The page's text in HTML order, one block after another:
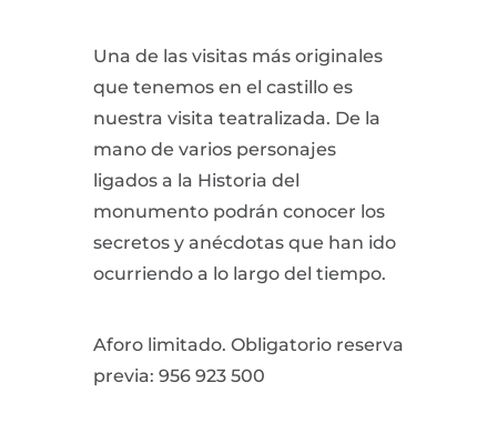
Una de las visitas más originales
que tenemos en el castillo es
nuestra visita teatralizada. De la
mano de varios personajes
ligados a la Historia del
monumento podrán conocer los
secretos y anécdotas que han ido
ocurriendo a lo largo del tiempo.
Aforo limitado. Obligatorio reserva
previa: 956 923 500